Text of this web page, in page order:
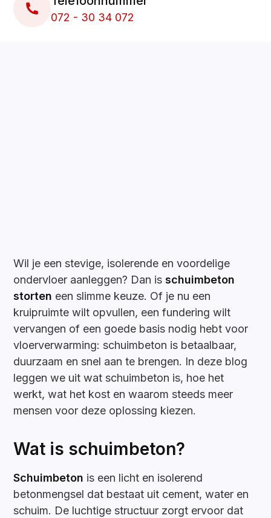
072 - 30 34 072
Wil je een stevige, isolerende en voordelige
ondervloer aanleggen? Dan isschuimbeton
storten een slimme keuze. Of je nu een
kruipruimte wilt opvullen, een fundering wilt
vervangen of een goede basis nodig hebt voor
vloerverwarming: schuimbeton is betaalbaar,
duurzaam en snel aan te brengen. In deze blog
leggen we uit wat schuimbeton is, hoe het
werkt, wat het kost en waarom steeds meer
mensen voor deze oplossing kiezen.
Wat is schuimbeton?
Schuimbeton is een licht en isolerend
betonmengsel dat bestaat uit cement, water en
schuim. De luchtige structuur zorgt ervoor dat